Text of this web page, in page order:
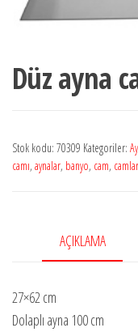
Düz ayna
Stok kodu: 70309 Kategoriler:
camı, aynalar, banyo, cam, camlar
AÇIKLAMA
27×62 cm
Dolaplı ayna 100 cm